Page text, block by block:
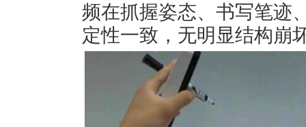
频在抓握姿态、书写笔迹
定性一致，无明显结构崩